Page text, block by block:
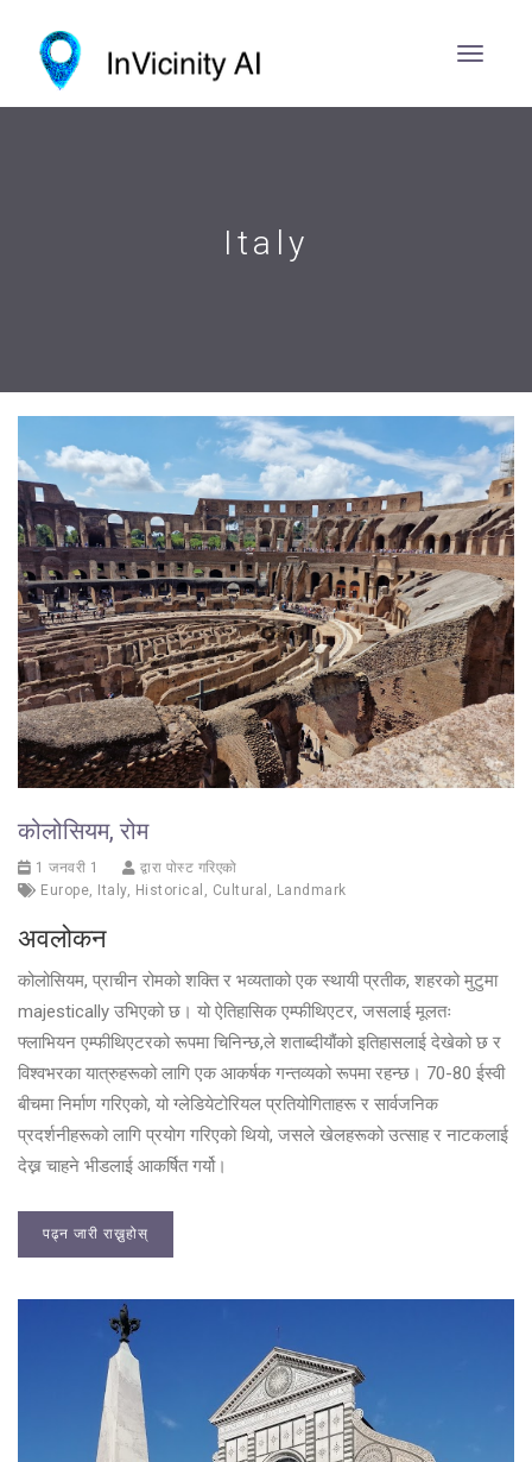
Italy
कोलोसियम, रोम
1 जनवरी 1
द्वारा पोस्ट गरिएको
Europe, Italy, Historical , Cultural , Landmark
अवलोकन
कोलोसियम, प्राचीन रोमको शक्ति र भव्यताको एक स्थायी प्रतीक, शहरको मुटुमा
majestically उभिएको छ। यो ऐतिहासिक एम्फीथिएटर, जसलाई मूलतः
फ्लाभियन एम्फीथिएटरको रूपमा चिनिन्छ,ले शताब्दीयौंको इतिहासलाई देखेको छ र
विश्वभरका यात्रुहरूको लागि एक आकर्षक गन्तव्यको रूपमा रहन्छ। 70-80 ईस्वी
बीचमा निर्माण गरिएको, यो ग्लेडियेटोरियल प्रतियोगिताहरू र सार्वजनिक
प्रदर्शनीहरूको लागि प्रयोग गरिएको थियो, जसले खेलहरूको उत्साह र नाटकलाई
देख्न चाहने भीडलाई आकर्षित गर्यो।
पढ्न जारी राख्नुहोस्